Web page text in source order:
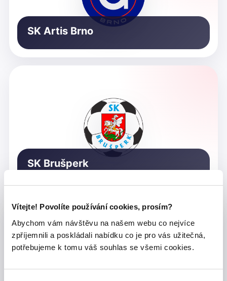
Vítejte! Povolíte používání cookies, prosím?
Abychom vám návštěvu na našem webu co nejvíce
zpříjemnili a poskládali nabídku co je pro vás užitečná,
potřebujeme k tomu váš souhlas se všemi cookies.
SK Artis Brno
SK Brušperk